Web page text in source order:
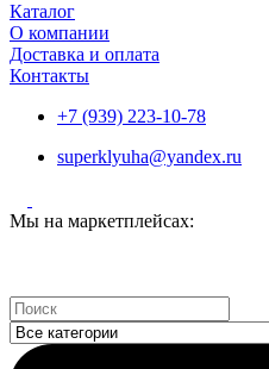
Каталог
О компании
Доставка и оплата
Контакты
+7 (939) 223-10-78
superklyuha@yandex.ru
Мы на маркетплейсах:
Search
...